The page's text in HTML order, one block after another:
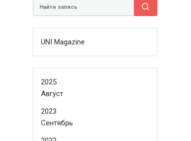
UNI Magazine
2025
Август
2023
Сентябрь